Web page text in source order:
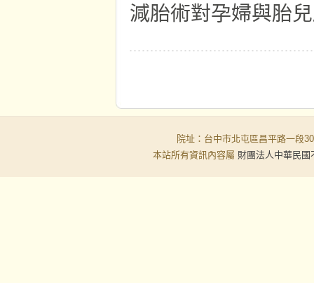
減胎術對孕婦與胎
院址：台中市北屯區昌平路一
本站所有資訊內容屬 財團法人中華民國